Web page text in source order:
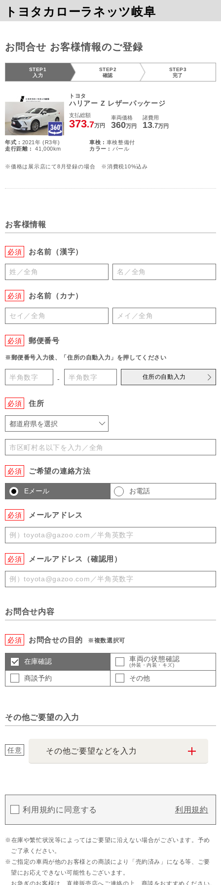
トヨタカローラネッツ岐阜
お問合せ お客様情報のご登録
STEP1
入力
STEP2
確認
STEP3
完了
トヨタ
ハリアー Z レザーパッケージ
支払総額
373.7万円
車両価格
360万円
諸費用
13.7万円
年式 : 2021年 (R3年) 車検 : 車検整備付
走行距離 :
41,000km カラー : パール
※価格は展示店にて8月登録の場合 ※消費税10%込み
お客様情報
必須 お名前（漢字）
必須 お名前（カナ）
必須 郵便番号
※郵便番号入力後、「住所の自動入力」を押してください
- 住所の自動入力
必須 住所
都道府県を選択
必須 ご希望の連絡方法
Eメール お電話
必須 メールアドレス
必須 メールアドレス（確認用）
お問合せ内容
必須 お問合せの目的 ※複数選択可
在庫確認 車両の状態確認
(外装・内装・キズ)
商談予約 その他
その他ご要望の入力
任意 その他ご要望などを入力
利用規約に同意する 利用規約
在庫や繁忙状況等によってはご要望に沿えない場合がございます。予め
ご了承ください。
ご指定の車両が他のお客様との商談により「売約済み」になる等、ご要
望にお応えできない可能性もございます。
お急ぎのお客様は、直接販売店へご連絡の上、商談をおすすめください。